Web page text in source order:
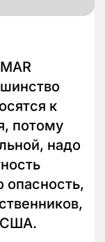
к
потому
надо
опасность,
США.